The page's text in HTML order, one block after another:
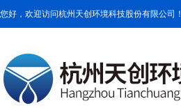
您好，欢迎访问杭州天创环境科技股份有限公司！